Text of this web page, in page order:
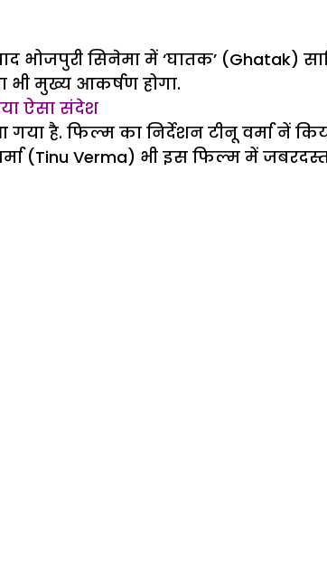
सिनेमा में ‘घातक’ (Ghatak)
मुख्य आकर्षण होगा.
ऐसा संदेश
है. फिल्म का निर्देशन टीनू वर्मा नें
(Tinu Verma) भी इस फिल्म में